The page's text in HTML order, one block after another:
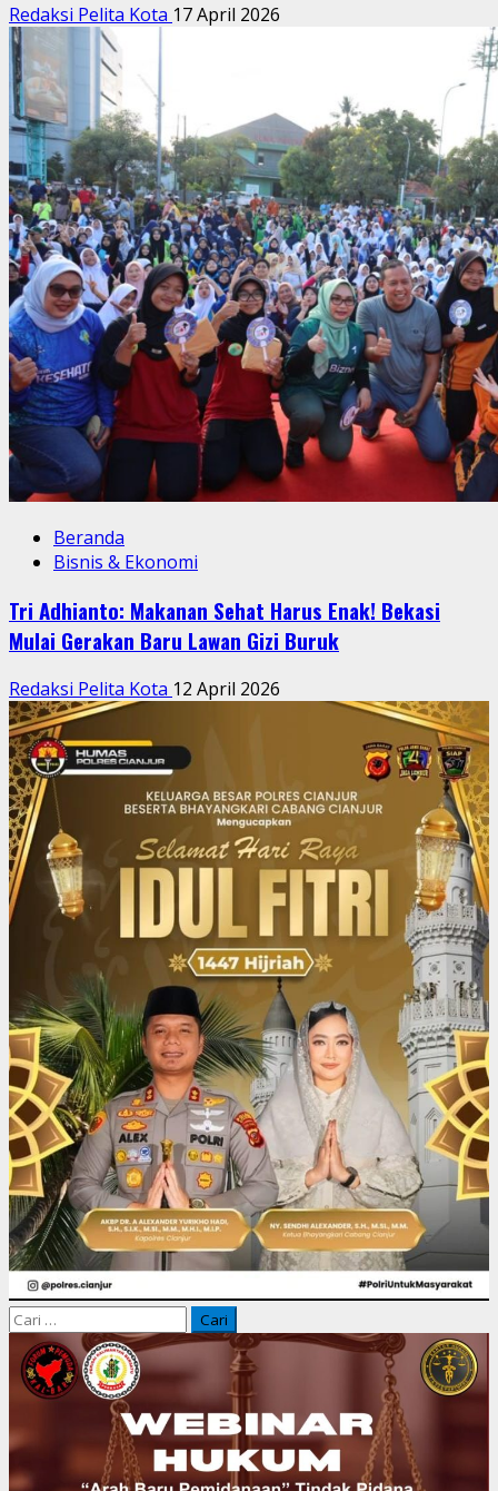
Redaksi Pelita Kota 17 April 2026
Beranda
Bisnis & Ekonomi
Tri Adhianto: Makanan Sehat Harus Enak! Bekasi
Mulai Gerakan Baru Lawan Gizi Buruk
Redaksi Pelita Kota 12 April 2026
Cari
untuk: